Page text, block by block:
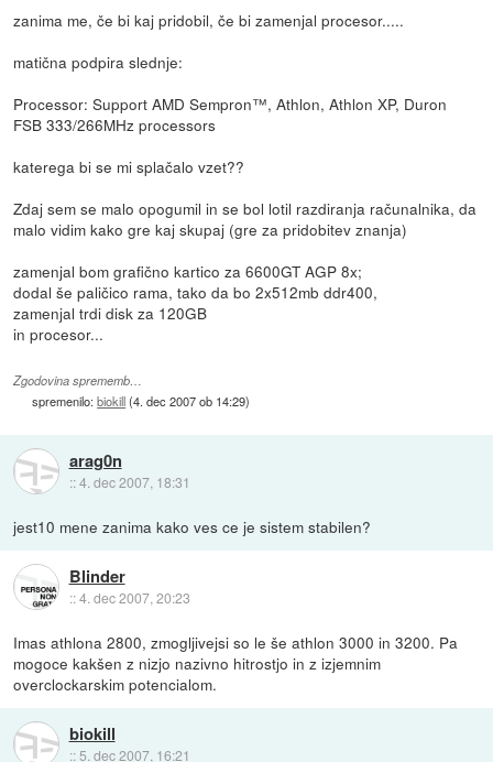
zanima me, če bi kaj pridobil, če bi zamenjal procesor.....
matična podpira slednje:
Processor: Support AMD Sempron™, Athlon, Athlon XP, Duron
FSB 333/266MHz processors
katerega bi se mi splačalo vzet??
Zdaj sem se malo opogumil in se bol lotil razdiranja računalnika, da
malo vidim kako gre kaj skupaj (gre za pridobitev znanja)
zamenjal bom grafično kartico za 6600GT AGP 8x;
dodal še paličico rama, tako da bo 2x512mb ddr400,
zamenjal trdi disk za 120GB
in procesor...
Zgodovina sprememb…
spremenilo:biokill(4. dec 2007 ob 14:29)
arag0n
::4. dec 2007, 18:31
jest10 mene zanima kako ves ce je sistem stabilen?
Blinder
::4. dec 2007, 20:23
Imas athlona 2800, zmogljivejsi so le še athlon 3000 in 3200. Pa
mogoce kakšen z nizjo nazivno hitrostjo in z izjemnim
overclockarskim potencialom.
biokill
:: 5. dec 2007, 16:21